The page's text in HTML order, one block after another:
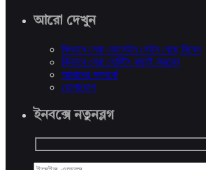
আরো দেখুন
কিভাবে সেরা ডোমেইন নেইম বেছে নিবেন
কিভাবে সেরা হোস্টিং বাছাই করবেন
আমাদের সম্পর্কে
যোগাযোগ
ইনবক্সে নতুনব্লগ